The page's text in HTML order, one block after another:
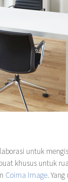
untuk
khusus untuk
Coima Image.